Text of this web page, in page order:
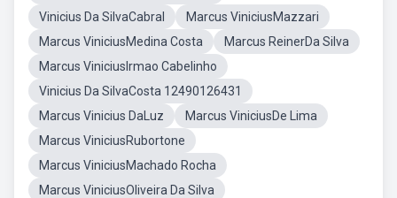
Vinicius Da SilvaCabral
Marcus ViniciusMazzari
Marcus ViniciusMedina Costa
Marcus ReinerDa Silva
Marcus ViniciusIrmao Cabelinho
Vinicius Da SilvaCosta 12490126431
Marcus Vinicius DaLuz
Marcus ViniciusDe Lima
Marcus ViniciusRubortone
Marcus ViniciusMachado Rocha
Marcus ViniciusOliveira Da Silva